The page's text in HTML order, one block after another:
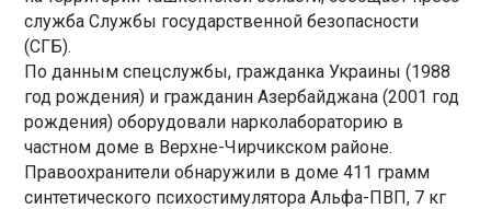
служба Службы государственной безопасности
(СГБ).
По данным спецслужбы, гражданка Украины (1988
год рождения) и гражданин Азербайджана (2001 год
рождения) оборудовали нарколабораторию в
частном доме в Верхне-Чирчикском районе.
Правоохранители обнаружили в доме 411 грамм
синтетического психостимулятора Альфа-ПВП, 7 кг